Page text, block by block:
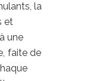
la
et
une
faite de